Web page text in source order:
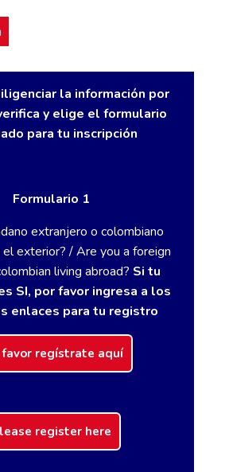
la información por
y elige el formulario
para tu inscripción
Formulario 1
extranjero o colombiano
exterior? / Are you a foreign
living abroad? Si tu
SI, por favor ingresa a los
enlaces para tu registro
favor regístrate aquí
register here